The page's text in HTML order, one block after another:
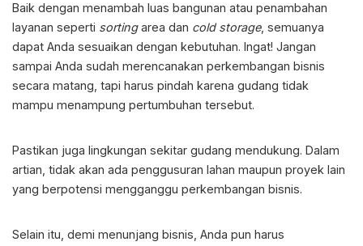
Baik dengan menambah luas bangunan atau penambahan
layanan seperti sortingarea dan cold storage, semuanya
dapat Anda sesuaikan dengan kebutuhan. Ingat! Jangan
sampai Anda sudah merencanakan perkembangan bisnis
secara matang, tapi harus pindah karena gudang tidak
mampu menampung pertumbuhan tersebut.
Pastikan juga lingkungan sekitar gudang mendukung. Dalam
artian, tidak akan ada penggusuran lahan maupun proyek lain
yang berpotensi mengganggu perkembangan bisnis.
Selain itu, demi menunjang bisnis, Anda pun harus